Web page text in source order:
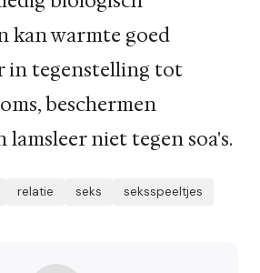
kan warmte goed
in tegenstelling tot
beschermen
lamsleer niet tegen soa's.
relatie seks seksspeeltjes